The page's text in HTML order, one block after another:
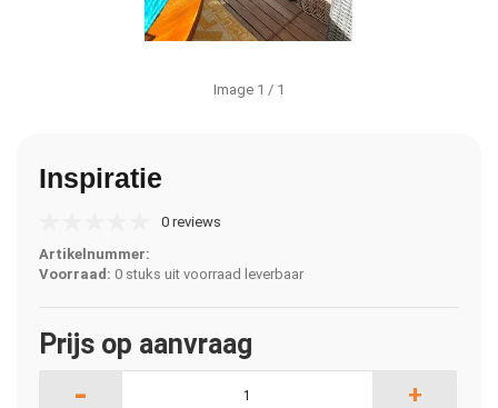
Image 1 / 1
Inspiratie
0 reviews
Artikelnummer:
Voorraad: 0 stuks uit voorraad leverbaar
Prijs op aanvraag
- +